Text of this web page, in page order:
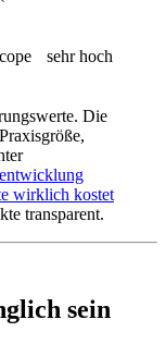
sehr hoch
Die
wirklich kostet
transparent.
sein